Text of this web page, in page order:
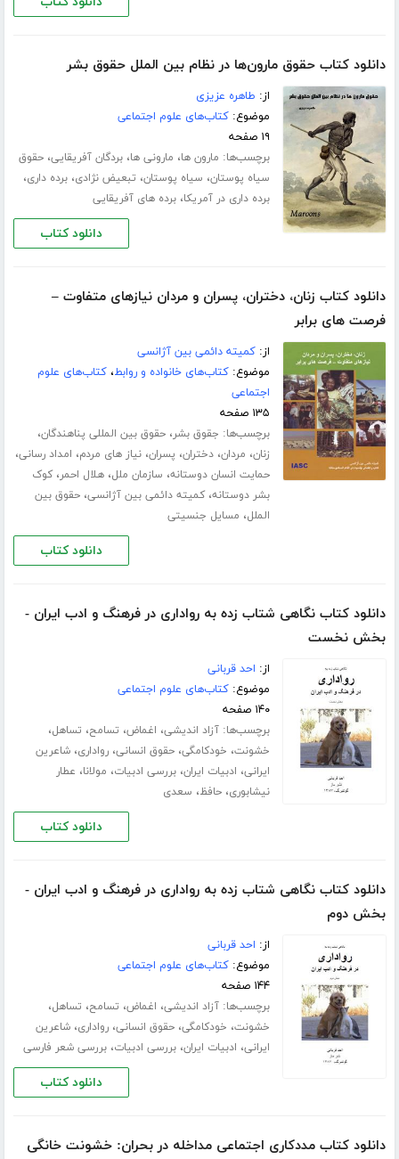
دانلود کتاب حقوق مارون‌ها در نظام بین الملل حقوق بشر
از: طاهره عزیزی
موضوع:کتاب‌های علوم اجتماعی
۱۹ صفحه
برچسب‌ها: مارون ها، مارونی ها،بردگان آفریقایی،حقوق
سیاه پوستان، سیاه پوستان، تبعیض نژادی،برده داری،
برده داری در آمریکا،برده های آفریقایی
دانلود کتاب
دانلود کتاب زنان، دختران، پسران و مردان نیازهای متفاوت –
فرصت های برابر
از:کمیته دائمی بین آژانسی
موضوع:کتاب‌های خانواده و روابط،کتاب‌های علوم
اجتماعی
۱۳۵ صفحه
برچسب‌ها: جقوق بشر،حقوق بین المللی پناهندگان،
زنان، مردان،دختران، پسران،نیاز های مردم، امداد رسانی،
حمایت انسان دوستانه، سازمان ملل،هلال احمر،کوک
بشر دوستانه،کمیته دائمی بین آژانسی،حقوق بین
الملل، مسایل جنسیتی
دانلود کتاب
دانلود کتاب نگاهی شتاب زده به رواداری در فرهنگ و ادب ایران -
بخش نخست
از: احد قربانی
موضوع:کتاب‌های علوم اجتماعی
۱۴۰ صفحه
برچسب‌ها:آزاد اندیشی، اغماض، تسامح، تساهل،
خشونت، خودکامگی،حقوق انسانی،رواداری،شاعرین
ایرانی، ادبیات ایران،بررسی ادبیات، مولانا، عطار
نیشابوری،حافظ، سعدی
دانلود کتاب
دانلود کتاب نگاهی شتاب زده به رواداری در فرهنگ و ادب ایران -
بخش دوم
از: احد قربانی
موضوع:کتاب‌های علوم اجتماعی
۱۴۴ صفحه
برچسب‌ها:آزاد اندیشی، اغماض، تسامح، تساهل،
خشونت، خودکامگی،حقوق انسانی،رواداری،شاعرین
ایرانی، ادبیات ایران،بررسی ادبیات،بررسی شعر فارسی
دانلود کتاب
دانلود کتاب مددکاری اجتماعی مداخله در بحران: خشونت خانگی